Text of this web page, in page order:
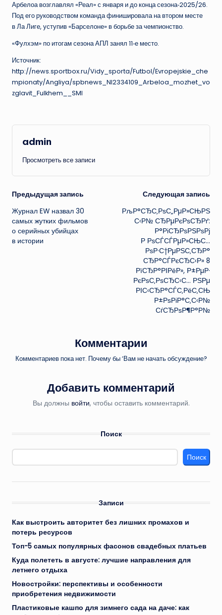
Арбелоа возглавлял «Реал» с января и до конца сезона‑2025/26.
Под его руководством команда финишировала на втором месте
в Ла Лиге, уступив «Барселоне» в борьбе за чемпионство.
«Фулхэм» по итогам сезона АПЛ занял 11‑е место.
Источник:
http://news.sportbox.ru/Vidy_sporta/Futbol/Evropejskie_che
mpionaty/Angliya/spbnews_NI2334109_Arbeloa_mozhet_vo
zglavit_Fulkhem__SMI
admin
Просмотреть все записи
Навигация
записи
Предыдущая запись
Журнал EW назвал 30
самых жутких фильмов
о серийных убийцах
в истории
Следующая запись
РљР°СЂС‚РѕС„РµР»СЊРЅ
С‹Р№ СЂРµРєРѕСЂРґ:
Р°РіСЂРѕРЅРѕРј
Р РѕСЃСЃРµР»СЊС…
РѕР·С†РµРЅС‚СЂР°
СЂР°СЃРєСЂС‹Р» 8
РїСЂР°РІРёР», Р±РµР·
РєРѕС‚РѕСЂС‹С… РЅРµ
РІС‹СЂР°СЃС‚РёС‚СЊ
Р±РѕРіР°С‚С‹Р№
СѓСЂРѕР¶Р°Р№
Комментарии
Комментариев пока нет. Почему бы ’Вам не начать обсуждение?
Добавить комментарий
Вы должны войти, чтобы оставить комментарий.
Поиск
Поиск
Записи
Как выстроить авторитет без лишних промахов и
потерь ресурсов
Топ-5 самых популярных фасонов свадебных платьев
Куда полететь в августе: лучшие направления для
летнего отдыха
Новостройки: перспективы и особенности
приобретения недвижимости
Пластиковые кашпо для зимнего сада на даче: как